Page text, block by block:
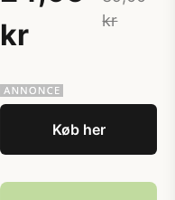
kr
kr
Køb her